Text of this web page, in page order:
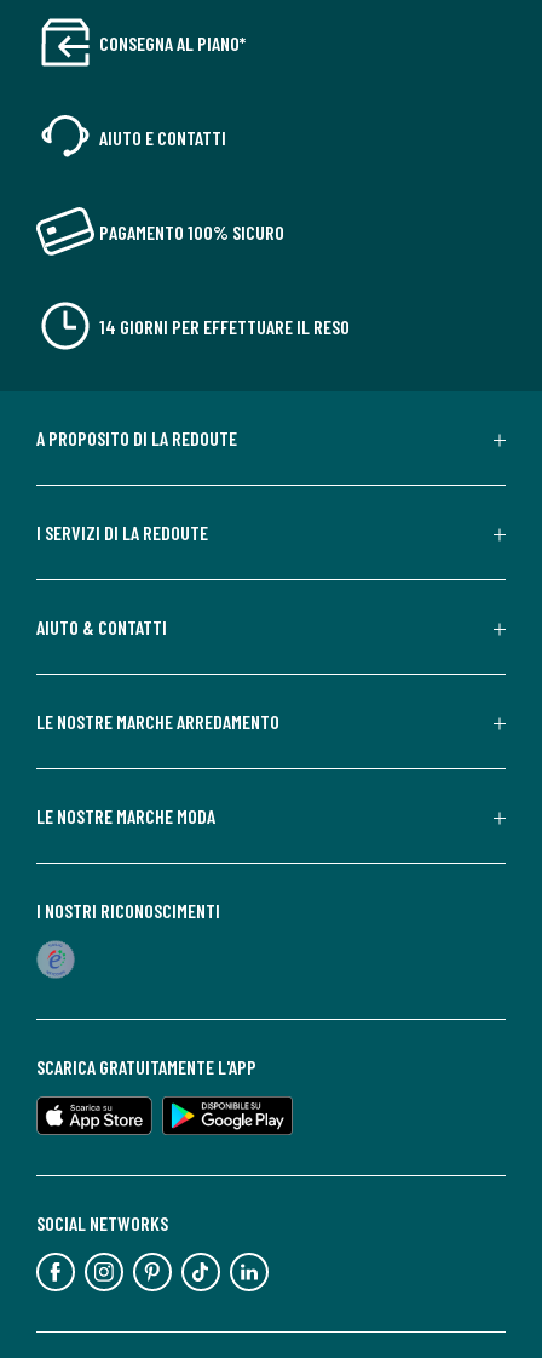
CONSEGNA AL PIANO*
AIUTO E CONTATTI
PAGAMENTO 100% SICURO
14 GIORNI PER EFFETTUARE IL RESO
A PROPOSITO DI LA REDOUTE
I SERVIZI DI LA REDOUTE
AIUTO & CONTATTI
LE NOSTRE MARCHE ARREDAMENTO
LE NOSTRE MARCHE MODA
SOCIAL NETWORKS
SCARICA GRATUITAMENTE L'APP
I NOSTRI RICONOSCIMENTI